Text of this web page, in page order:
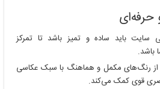
سایت باید ساده و تمیز باشد تا تمرکز
باشد.
از رنگ‌های مکمل و هماهنگ با سبک عکاسی
قوی کمک می‌کند.